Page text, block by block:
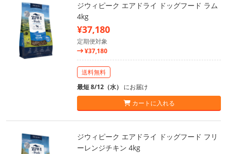
ジウィピーク エアドライ ドッグフード ラム
4kg
¥37,180
定期便対象
¥37,180
送料無料
最短 8/12（水） にお届け
カートに入れる
ジウィピーク エアドライ ドッグフード フリ
ーレンジチキン 4kg